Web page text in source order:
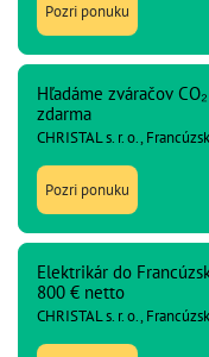
Pozri ponuku
Hľadáme zváračov
zdarma
CHRISTAL s. r. o.,
Pozri ponuku
Elektrikár do
800 € netto
CHRISTAL s. r. o.,